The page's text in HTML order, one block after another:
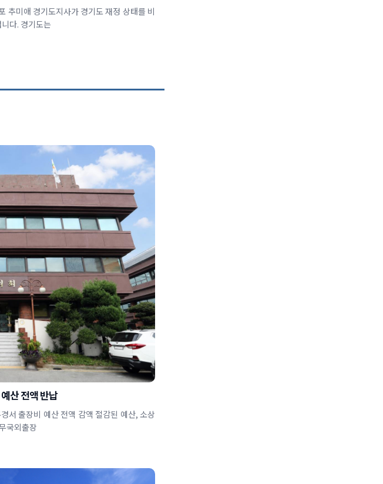
추미애 경기도지사가 경기도 재정 상태를 비
다. 경기도는
산 전액 반납
서 출장비 예산 전액 감액 절감된 예산, 소상
올해 공무국외출장